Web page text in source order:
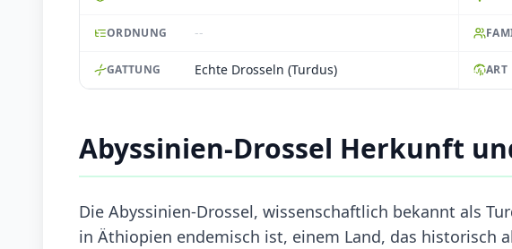
ORDNUNG --
GATTUNG Echte Drosseln (Turdus) ART
Abyssinien-Drossel Herkunft
Die Abyssinien-Drossel, wissenschaftlich bekannt als
in Äthiopien endemisch ist, einem Land, das historisch